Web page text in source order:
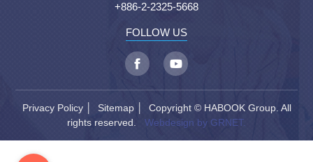
+886-2-2325-5668
FOLLOW US
Privacy Policy│ Sitemap│ Copyright © HABOOK Group. All
rights reserved. Webdesign by GRNET.